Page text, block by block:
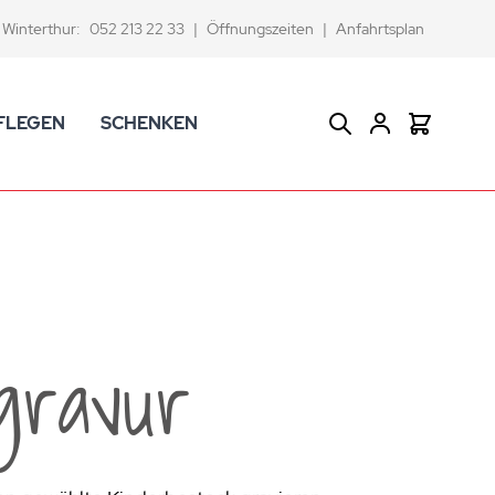
Winterthur: 052 213 22 33 | Öffnungszeiten | Anfahrtsplan
-sprudler
und Ersatzbürsten
Badezimmer-Artikel
SCHENKEN Suche